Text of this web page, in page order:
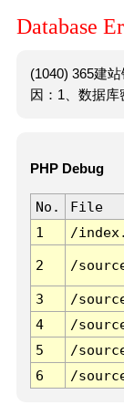
Database
(1040) 365建
因：1、数据库
PHP Debug
No. File
1
/
2 /
3 /
4
/
5
/
6
/